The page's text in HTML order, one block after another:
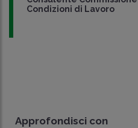
Condizioni di Lavoro
Approfondisci con